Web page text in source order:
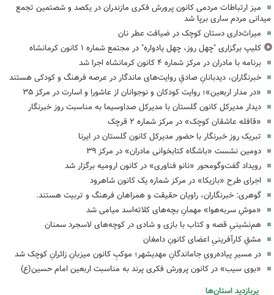
میز ارتباطات مردمی کانون پرورش فکری مازندران در یکصد و شصتمین تجمع
میدانی مردم ساری برپا شد
میراث‌داری دستان کوچک در ضیافت عطر نان
کلیپ برگزاری "چهل روز، چهل یادواره" در مجتمع شماره ۱ کانون کرمانشاه
برنامه با مادران در مرکز شماره ۴ کانون کرمانشاه اجرا شد
خبرنگاران، دیدبانانِ صادقِ روایت‌های ماندگار در عرصه فرهنگ و کودکی هستند
«در مدار اربعین»؛ روایت کودکان و نوجوانان از عاشورا و اسارت در مرکز ۳۵
دیدار مدیرکل کانون گلستان با مدیرکل صداوسیما به مناسبت روز خبرنگار
«قافله عاشقان کوچک» در مرکز شماره ۲ قرچک
تبریک روز خبرنگار با حضور مدیرکل کانون گلستان در ایرنا
دومین نشست «باشگاه کتابخوانی مادران» در مرکز ۳۹
رویداد گفت‌وگومحور «نانو فناوری» در کانون ارومیه برگزار شد
اجرای طرح «بازیکا» در مرکز شماره یک کانون شاهرود
گوهری: خبرنگاران، راویان حقیقت و همراهان فرهنگ و تربیت هستند.
«موشِ سربه‌هوا» مهمانِ بچه‌های کلاته‌اسد میامی شد
هم‌نشینیِ قصه و کتاب با بازی و شادی در کوچه‌های لاسجرد سمنان
مشقِ کارآفرینیِ اعضای کانونِ دامغان
در مسیرِ پیاده‌رویِ جاماندگانِ مهدیشهر؛ موکبِ کانون میزبانِ زائرانِ کوچک شد
«بوی سیب» در کانون پرورش فکری پرند به مناسبت اربعین امام حسین(ع)
پربازدید استان‌ها